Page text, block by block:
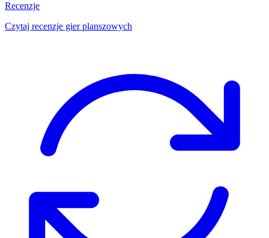
Recenzje
Czytaj recenzje gier planszowych